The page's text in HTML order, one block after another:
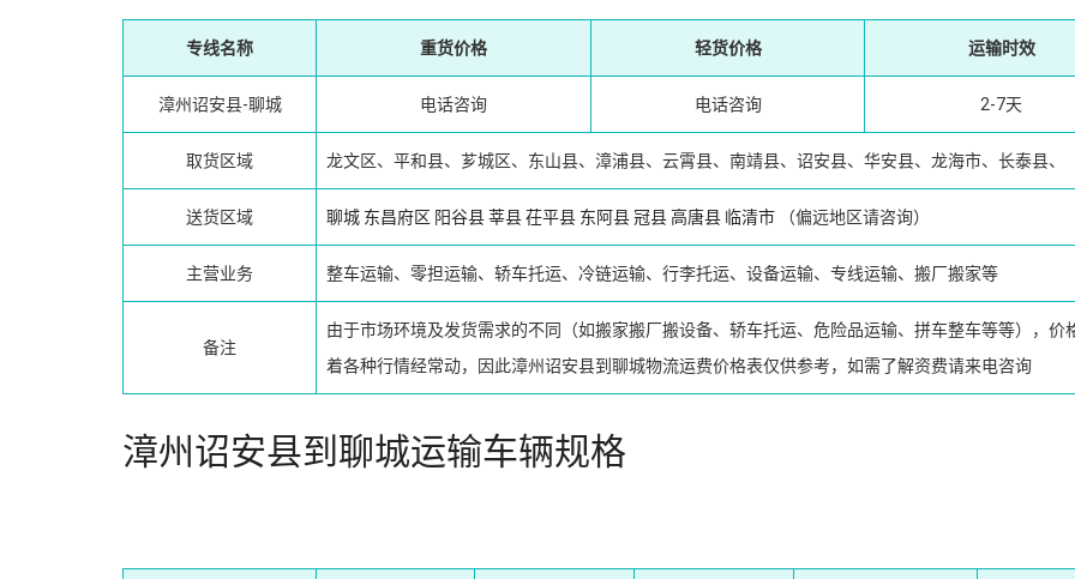
专线名称 重货价格 轻货价格 运输时效
漳州诏安县-聊城 电话咨询 电话咨询 2-7天
取货区域 龙文区、平和县、芗城区、东山县、漳浦县、云霄县、南靖县、诏安县、华安县、龙海市、长泰县、
送货区域 聊城 东昌府区 阳谷县莘县茌平县 东阿县冠县高唐县 临清市 （偏远地区请咨询）
主营业务 整车运输、零担运输、轿车托运、冷链运输、行李托运、设备运输、专线运输、搬厂搬家等
备注
由于市场环境及发货需求的不同（如搬家搬厂搬设备、轿车托运、危险品运输、拼车整车等等），价
着各种行情经常动，因此漳州诏安县到聊城物流运费价格表仅供参考，如需了解资费请来电咨询
漳州诏安县到聊城运输车辆规格